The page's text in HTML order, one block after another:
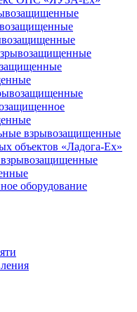
взрывозащищенные
объектов «Ладога-Ex»
оборудование